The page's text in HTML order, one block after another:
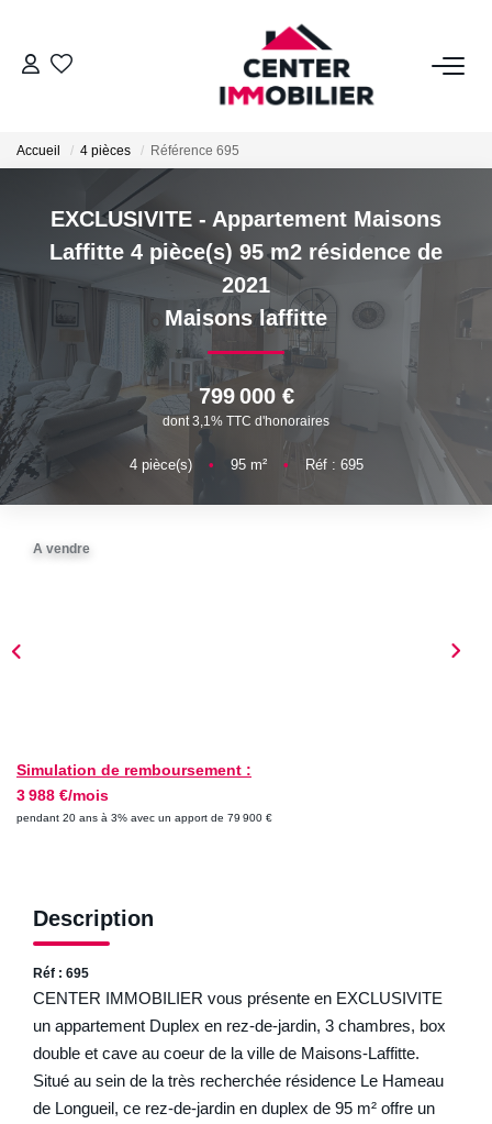
ACHETER
LOUER
Nos Biens
Déposer Un Dossier
FAIRE GÉRER
FAQ
Accueil 4 pièces Référence 695
EXCLUSIVITE - Appartement Maisons
Laffitte 4 pièce(s) 95 m2 résidence de
2021
Maisons laffitte
799 000 €
dont 3,1% TTC d'honoraires
4pièce(s) • 95m² • Réf : 695
A vendre
Simulation de remboursement :
3 988 €/mois
pendant 20 ans à 3% avec un apport de 79 900 €
Description
Réf : 695
CENTER IMMOBILIER vous présente en EXCLUSIVITE
un appartement Duplex en rez-de-jardin, 3 chambres, box
double et cave au coeur de la ville de Maisons-Laffitte.
Situé au sein de la très recherchée résidence Le Hameau
de Longueil, ce rez-de-jardin en duplex de 95 m² offre un